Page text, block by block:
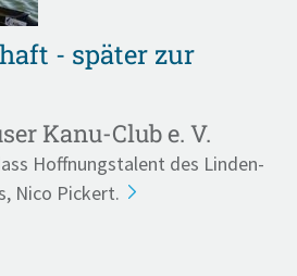
- später zur
Kanu-Club e. V.
Hoffnungstalent des Linden-
Nico Pickert.